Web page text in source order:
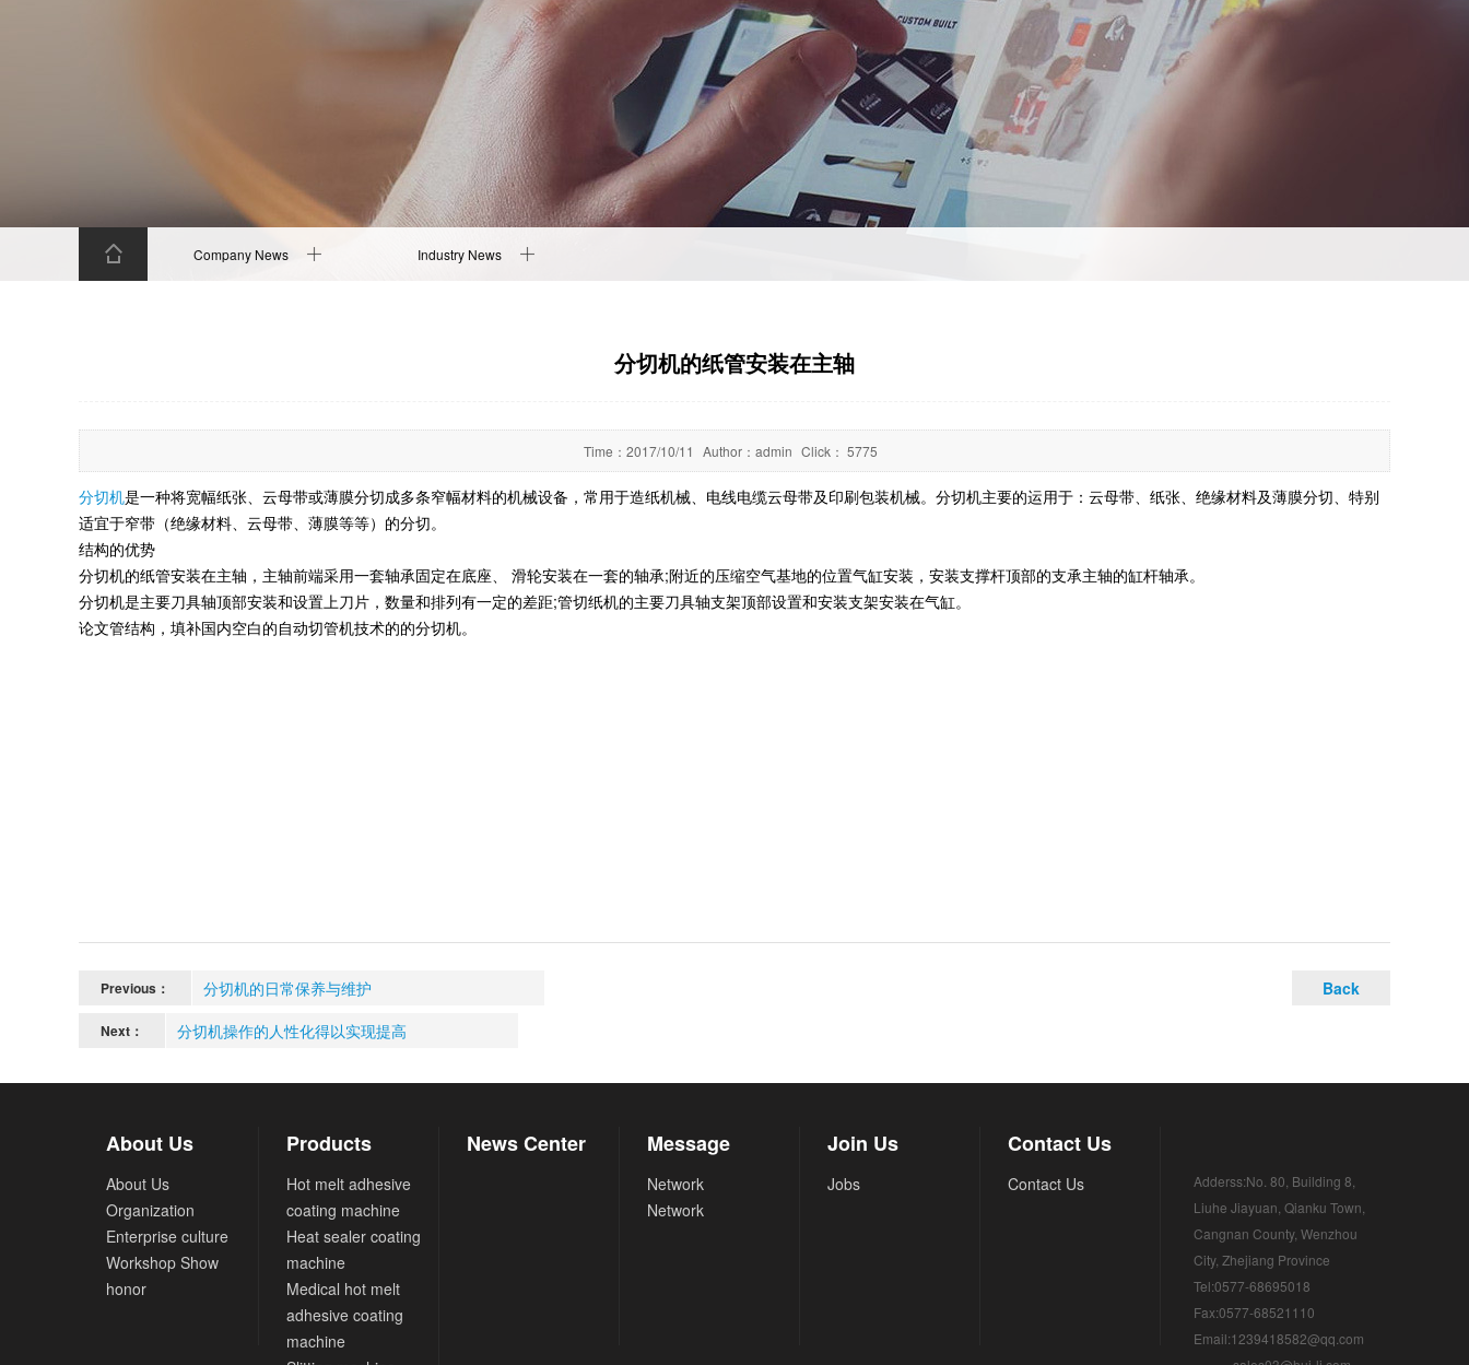
Company News Industry News
分切机的纸管安装在主轴
Time： 2017/10/11 Author： admin Click： 5775
分切机是一种将宽幅纸张、云母带或薄膜分切成多条窄幅材料的机械设备，常用于造纸机械、电线电缆云母带及印刷包装机械。分切机主要的运用于：云母带、纸张、绝缘材料及薄膜分切、特别
适宜于窄带（绝缘材料、云母带、薄膜等等）的分切。
结构的优势
分切机的纸管安装在主轴，主轴前端采用一套轴承固定在底座、 滑轮安装在一套的轴承;附近的压缩空气基地的位置气缸安装，安装支撑杆顶部的支承主轴的缸杆轴承。
分切机是主要刀具轴顶部安装和设置上刀片，数量和排列有一定的差距;管切纸机的主要刀具轴支架顶部设置和安装支架安装在气缸。
论文管结构，填补国内空白的自动切管机技术的的分切机。
Previous： 分切机的日常保养与维护
Next： 分切机操作的人性化得以实现提高
Back
About Us
About Us
Organization
Enterprise culture
Workshop Show
honor
Products
Hot melt adhesive
coating machine
Heat sealer coating
machine
Medical hot melt
adhesive coating
machine
News Center Message
Network
Network
Join Us
Jobs
Contact Us
Contact Us
Adderss:No. 80, Building 8,
Liuhe Jiayuan, Qianku Town,
Cangnan County, Wenzhou
City, Zhejiang Province
Tel:0577-68695018
Fax:0577-68521110
Email:1239418582@qq.com